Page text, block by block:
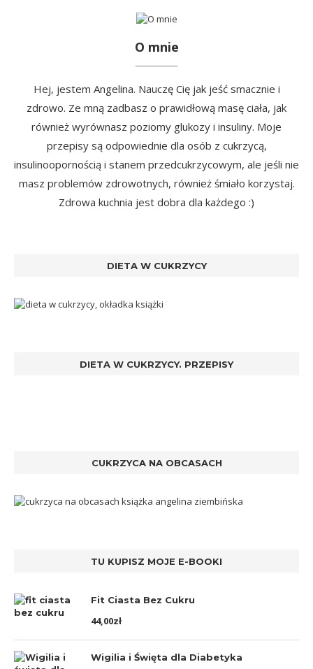
O mnie
Hej, jestem Angelina. Nauczę Cię jak jeść smacznie i
zdrowo. Ze mną zadbasz o prawidłową masę ciała, jak
również wyrównasz poziomy glukozy i insuliny. Moje
przepisy są odpowiednie dla osób z cukrzycą,
insulinoopornością i stanem przedcukrzycowym, ale jeśli nie
masz problemów zdrowotnych, również śmiało korzystaj.
Zdrowa kuchnia jest dobra dla każdego :)
DIETA W CUKRZYCY
DIETA W CUKRZYCY. PRZEPISY
CUKRZYCA NA OBCASACH
TU KUPISZ MOJE E-BOOKI
Fit Ciasta Bez Cukru
44,00zł
Wigilia i Święta dla Diabetyka